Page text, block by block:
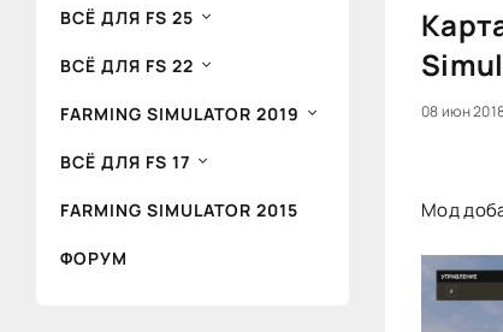
ВСЁ ДЛЯ FS 25
ВСЁ ДЛЯ FS 22
FARMING SIMULATOR 2019
ВСЁ ДЛЯ FS 17
FARMING SIMULATOR 2015
ФОРУМ
08 июн
20
Мод